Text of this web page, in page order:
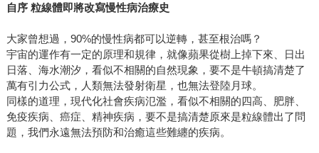
自序 粒線體即將改寫慢性病治療史
大家曾想過，90%的慢性病都可以逆轉，甚至根治嗎？
宇宙的運作有一定的原理和規律，就像蘋果從樹上掉下來、日出
日落、海水潮汐，看似不相關的自然現象，要不是牛頓搞清楚了
萬有引力公式，人類無法發射衛星，也無法登陸月球。
同樣的道理，現代化社會疾病氾濫，看似不相關的四高、肥胖、
免疫疾病、癌症、精神疾病，要不是搞清楚原來是粒線體出了問
題，我們永遠無法預防和治癒這些難纏的疾病。